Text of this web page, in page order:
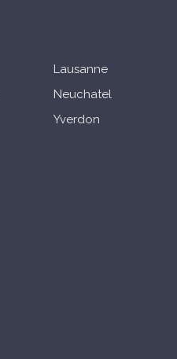
Lausanne
Neuchatel
Yverdon